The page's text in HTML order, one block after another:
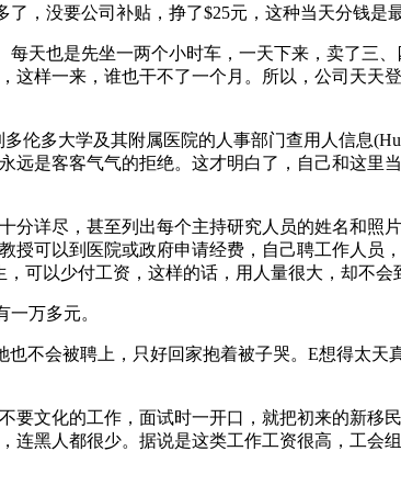
，没要公司补贴，挣了$25元，这种当天分钱是
也是先坐一两个小时车，一天下来，卖了三、
样一来，谁也干不了一个月。所以，公司天天
多大学及其附属医院的人事部门查用人信息
远是客客气气的拒绝。这才明白了，自己和这里
详尽，甚至列出每个主持研究人员的姓名和照
授可以到医院或政府申请经费，自己聘工作人员
以少付工资，这样的话，用人量很大，却不会到
万多元。
会被聘上，只好回家抱着被子哭。E想得太天
文化的工作，面试时一开口，就把初来的新移
黑人都很少。据说是这类工作工资很高，工会